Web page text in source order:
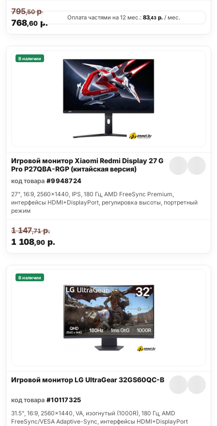
768,60р.
795,50р.
Оплата частями на 12 мес.: 83,43 р. / мес.
В наличии
Игровой монитор Xiaomi Redmi Display 27 G
Pro P27QBA-RGP (китайская версия)
код товара #9948724
27", 16:9, 2560x1440, IPS, 180 Гц, AMD FreeSync Premium,
интерфейсы HDMI+DisplayPort, регулировка высоты, портретный
режим
1 108,90 р.
1 147,71р.
В наличии
Игровой монитор LG UltraGear 32GS60QC-B
код товара #10117325
31.5", 16:9, 2560x1440, VA, изогнутый (1000R), 180 Гц, AMD
FreeSync/VESA Adaptive-Sync, интерфейсы HDMI+DisplayPort